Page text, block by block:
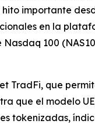
importante
en la
100
que
que el modelo
tokenizadas,